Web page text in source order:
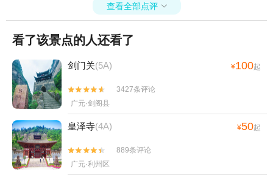
查看全部点评 
看了该景点的人还看了
剑门关(5A) ¥100起


3427条评论
广元·剑阁县
皇泽寺(4A) ¥50起


889条评论
广元·利州区